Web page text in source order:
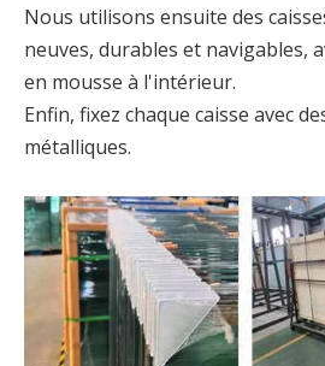
Nous utilisons ensuite des
neuves, durables et navigables,
en mousse à l'intérieur.
Enfin, fixez chaque caisse avec
métalliques.